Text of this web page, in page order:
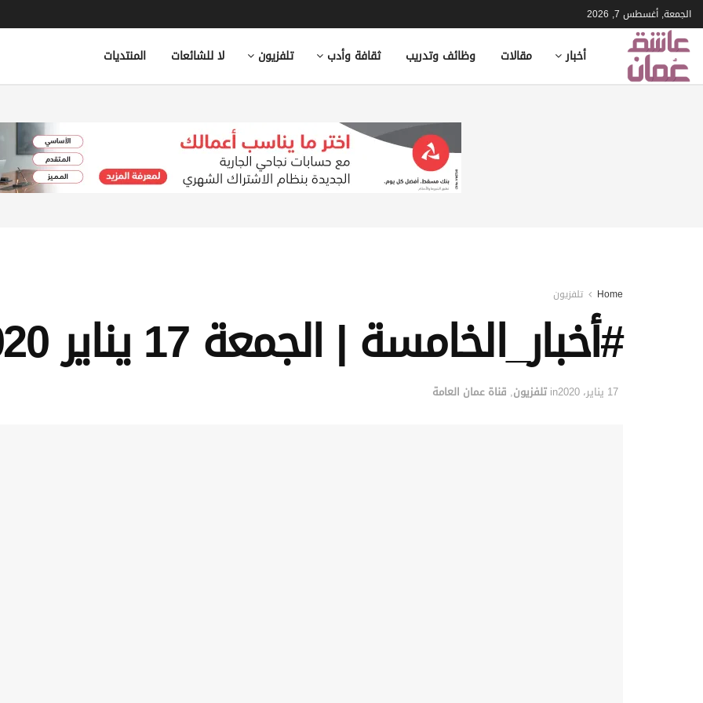
الجمعة, أغسطس 7, 2026
أخبار مقالات وظائف وتدريب ثقافة وأدب تلفزيون لا للشائعات المنتديات
Home تلفزيون
#أخبار_الخامسة | الجمعة 17 يناير 2020م
17 يناير، 2020 in تلفزيون, قناة عمان العامة